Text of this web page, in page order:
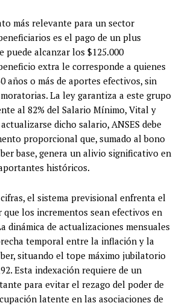
más relevante para un sector
es el pago de un plus
puede alcanzar los $125.000
extra le corresponde a quienes
años o más de aportes efectivos, sin
La ley garantiza a este grupo
al 82% del Salario Mínimo, Vital y
dicho salario, ANSES debe
proporcional que, sumado al bono
base, genera un alivio significativo en
históricos.
el sistema previsional enfrenta el
los incrementos sean efectivos en
dinámica de actualizaciones mensuales
temporal entre la inflación y la
situando el tope máximo jubilatorio
Esta indexación requiere de un
para evitar el rezago del poder de
latente en las asociaciones de